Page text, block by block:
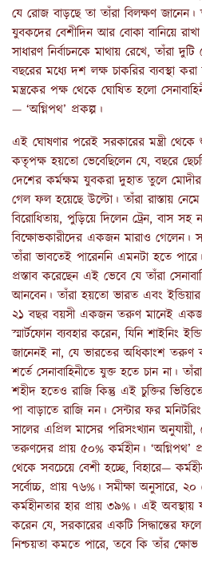
যে রোজ বাড়ছে তা তাঁরা বিলক্ষণ জানেন।
যুবকদের বেশীদিন আর বোকা বানিয়ে
সাধারণ নির্বাচনকে মাথায় রেখে, তাঁরা
বছরের মধ্যে দশ লক্ষ চাকরির ব্যবস্থা
মন্ত্রকের পক্ষ থেকে ঘোষিত হলো
— ‘অগ্নিপথ’ প্রকল্প।
এই ঘোষণার পরেই সরকারের মন্ত্রী থেকে
কতৃপক্ষ হয়তো ভেবেছিলেন যে, বছরে
দেশের কর্মক্ষম যুবকরা দুহাত তুলে
গেল ফল হয়েছে উল্টো। তাঁরা রাস্তায়
বিরোধিতায়, পুড়িয়ে দিলেন ট্রেন, বাস সহ
বিক্ষোভকারীদের একজন মারাও গেলেন।
তাঁরা ভাবতেই পারেননি এমনটা হতে
প্রস্তাব করেছেন এই ভেবে যে তাঁরা
আনবেন। তাঁরা হয়তো ভারত এবং
২১ বছর বয়সী একজন তরুণ মানেই
স্মার্টফোন ব্যবহার করেন, যিনি শাইনিং
জানেনই না, যে ভারতের অধিকাংশ
শর্তে সেনাবাহিনীতে যুক্ত হতে চান না।
শহীদ হতেও রাজি কিন্তু এই চুক্তির
পা বাড়াতে রাজি নন। সেন্টার ফর
সালের এপ্রিল মাসের পরিসংখ্যান
তরুণদের প্রায় ৫০% কর্মহীন। ‘অগ্নিপথ’
থেকে সবচেয়ে বেশী হচ্ছে, বিহারে—
সর্বোচ্চ, প্রায় ৭৬%। সমীক্ষা অনুসারে,
কর্মহীনতার হার প্রায় ৩৯%। এই অবস্থায়
করেন যে, সরকারের একটি সিদ্ধান্তের
নিশ্চয়তা কমতে পারে, তবে কি তাঁর